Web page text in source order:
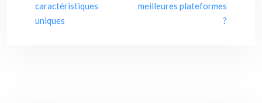
caractéristiques
uniques
meilleures plateformes
?